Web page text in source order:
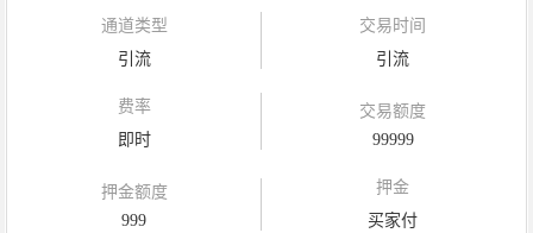
通道类型
引流
交易时间
引流
费率
即时
交易额度
99999
押金额度
999
押金
买家付